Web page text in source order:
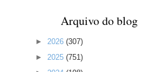
Arquivo do blog
► 2026 (307)
► 2025 (751)